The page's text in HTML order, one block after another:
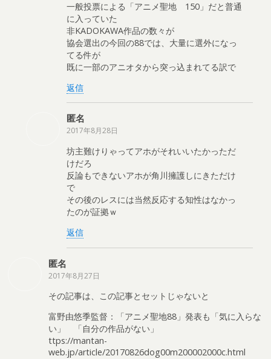
一般投票による「アニメ聖地 150」だと普通
に入っていた
非KADOKAWA作品の数々が
協会選出の今回の88では、大量に選外になっ
てる件が
既に一部のアニオタから突っ込まれてる訳で
返信
匿名
2017年8月28日
坊主難けりゃってアホがそれいいたかっただ
けだろ
反論もできないアホが角川擁護しにきただけ
で
その後のレスには当然反応する知性はなかっ
たのが証拠ｗ
返信
匿名
2017年8月27日
その記事は、この記事とセットじゃないと
富野由悠季監督：「アニメ聖地88」発表も「気に入らな
い」 「自分の作品がない」
ttps://mantan-
web.jp/article/20170826dog00m200002000c.html